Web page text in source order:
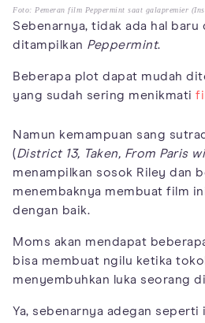
Foto: Pemeran film Peppermint saat galapremier
Sebenarnya, tidak ada hal
ditampilkan Peppermint.
Beberapa plot dapat mudah
yang sudah sering menikmati
Namun kemampuan sang
(District 13, Taken, From Paris
menampilkan sosok Riley dan
menembaknya membuat film
dengan baik.
Moms akan mendapat
bisa membuat ngilu ketika
menyembuhkan luka seorang
Ya, sebenarnya adegan seperti